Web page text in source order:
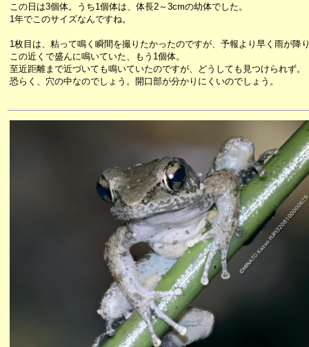
この日は3個体。うち1個体は、体長2～3cmの幼体でした。
1年でこのサイズなんですね。
1枚目は、粘って鳴く瞬間を撮りたかったのですが、予報より早く雨が降
この近くで盛んに鳴いていた、もう1個体。
至近距離まで近づいても鳴いていたのですが、どうしても見つけられず。
恐らく、穴の中なのでしょう。開口部が分かりにくいのでしょう。